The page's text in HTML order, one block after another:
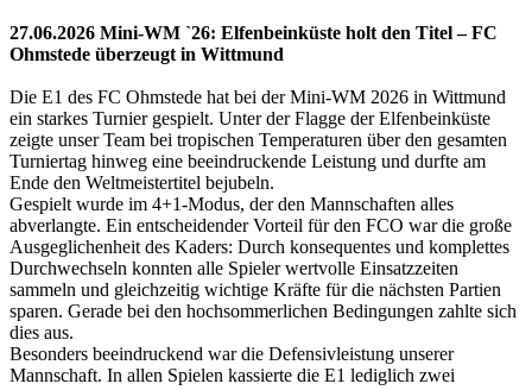
27.06.2026 Mini-WM `26: Elfenbeinküste holt den Titel – FC
Ohmstede überzeugt in Wittmund
Die E1 des FC Ohmstede hat bei der Mini-WM 2026 in Wittmund
ein starkes Turnier gespielt. Unter der Flagge der Elfenbeinküste
zeigte unser Team bei tropischen Temperaturen über den gesamten
Turniertag hinweg eine beeindruckende Leistung und durfte am
Ende den Weltmeistertitel bejubeln.
Gespielt wurde im 4+1-Modus, der den Mannschaften alles
abverlangte. Ein entscheidender Vorteil für den FCO war die große
Ausgeglichenheit des Kaders: Durch konsequentes und komplettes
Durchwechseln konnten alle Spieler wertvolle Einsatzzeiten
sammeln und gleichzeitig wichtige Kräfte für die nächsten Partien
sparen. Gerade bei den hochsommerlichen Bedingungen zahlte sich
dies aus.
Besonders beeindruckend war die Defensivleistung unserer
Mannschaft. In allen Spielen kassierte die E1 lediglich zwei